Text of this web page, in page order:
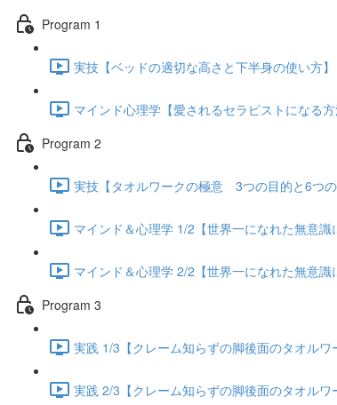
Program 1
実技【ベッドの適切な高さと下半身の使い方
マインド心理学【愛されるセラピストになる
Program 2
実技【タオルワークの極意 3つの目的と6つ
マインド＆心理学 1/2【世界一になれた無意
マインド＆心理学 2/2【世界一になれた無意
Program 3
実践 1/3【クレーム知らずの脚後面のタオル
実践 2/3【クレーム知らずの脚後面のタオル